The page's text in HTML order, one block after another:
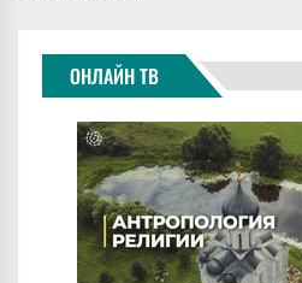
ОНЛАЙН ТВ